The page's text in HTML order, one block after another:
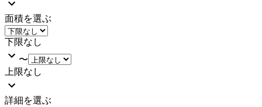
面積を選ぶ
下限なし
〜
上限なし
詳細を選ぶ